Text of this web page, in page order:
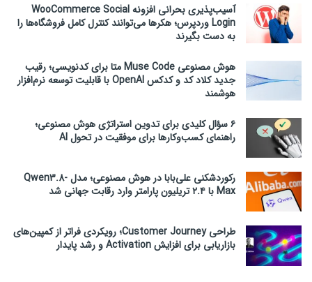
آسیب‌پذیری بحرانی افزونه WooCommerce Social
Login وردپرس؛ هکرها می‌توانند کنترل کامل فروشگاه‌ها را
به دست بگیرند
هوش مصنوعی Muse Code متا برای کدنویسی؛ رقیب
جدید کلاد کد و کدکس OpenAI با قابلیت توسعه نرم‌افزار
هوشمند
۶ سؤال کلیدی برای تدوین استراتژی هوش مصنوعی؛
راهنمای کسب‌وکارها برای موفقیت در تحول AI
رکوردشکنی علی‌بابا در هوش مصنوعی؛ مدل Qwen3.8-
Max با ۲.۴ تریلیون پارامتر وارد رقابت جهانی شد
طراحی Customer Journey؛ رویکردی فراتر از کمپین‌های
بازاریابی برای افزایش Activation و رشد پایدار